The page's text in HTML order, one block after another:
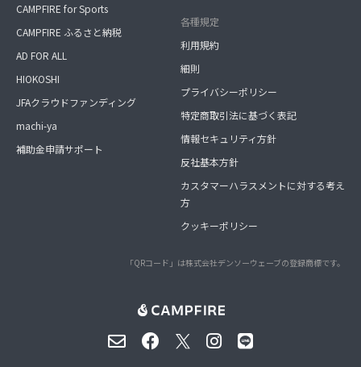
CAMPFIRE for Sports
CAMPFIRE ふるさと納税
AD FOR ALL
HIOKOSHI
JFAクラウドファンディング
machi-ya
補助金申請サポート
各種規定
利用規約
細則
プライバシーポリシー
特定商取引法に基づく表記
情報セキュリティ方針
反社基本方針
カスタマーハラスメントに対する考え
方
クッキーポリシー
「QRコード」は株式会社デンソーウェーブの登録商標です。